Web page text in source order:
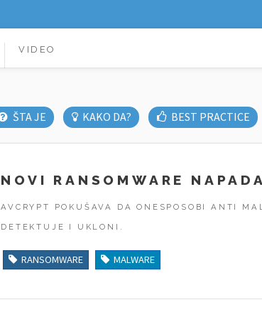
VIDEO
ŠTA JE KAKO DA? BEST PRACTICE
NOVI RANSOMWARE
AVCRYPT POKUŠAVA DA ONESPOSOBI ANTI
DETEKTUJE I UKLONI.
RANSOMWARE MALWARE